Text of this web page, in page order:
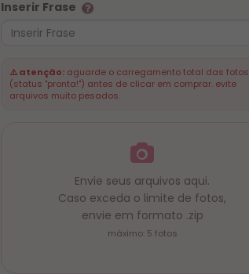
Inserir Frase
⚠️ atenção: aguarde o carregamento total das fotos
(status "pronta!") antes de clicar em comprar. evite
arquivos muito pesados.
Envie seus arquivos aqui.
Caso exceda o limite de fotos,
envie em formato .zip
máximo: 5 fotos